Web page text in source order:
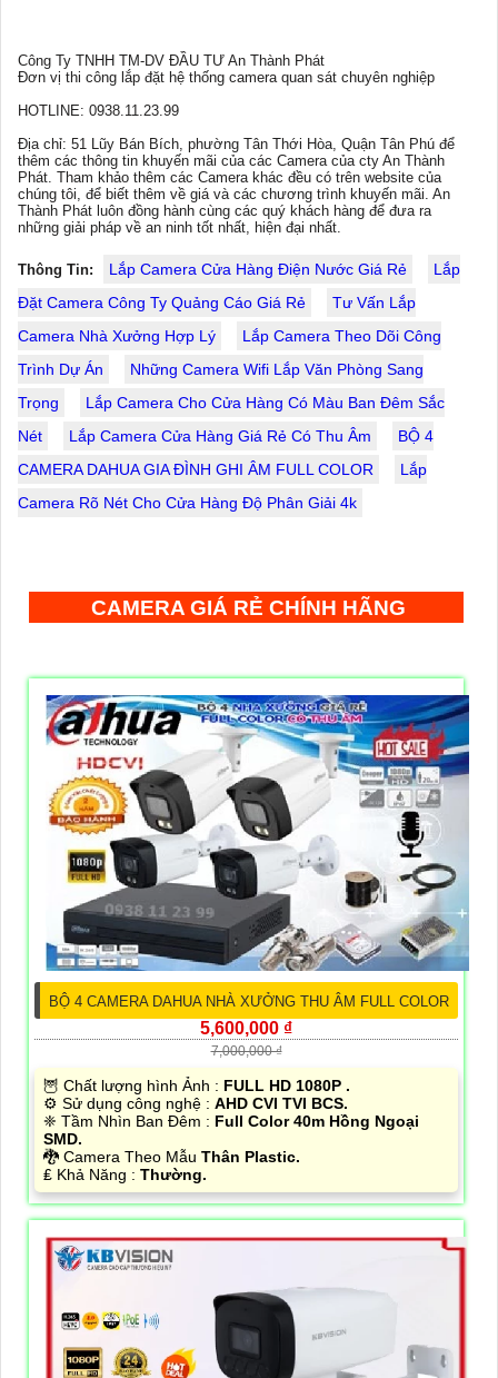
Công Ty TNHH TM-DV ĐẦU TƯ An Thành Phát
Đơn vị thi công lắp đặt hệ thống camera quan sát chuyên nghiệp
HOTLINE: 0938.11.23.99
Địa chỉ: 51 Lũy Bán Bích, phường Tân Thới Hòa, Quận Tân Phú để
thêm các thông tin khuyến mãi của các Camera của cty An Thành
Phát. Tham khảo thêm các Camera khác đều có trên website của
chúng tôi, để biết thêm về giá và các chương trình khuyến mãi. An
Thành Phát luôn đồng hành cùng các quý khách hàng để đưa ra
những giải pháp về an ninh tốt nhất, hiện đại nhất.
Thông Tin: Lắp Camera Cửa Hàng Điện Nước Giá Rẻ
Lắp
Đặt Camera Công Ty Quảng Cáo Giá Rẻ
Tư Vấn Lắp
Camera Nhà Xưởng Hợp Lý
Lắp Camera Theo Dõi Công
Trình Dự Án
Những Camera Wifi Lắp Văn Phòng Sang
Trọng
Lắp Camera Cho Cửa Hàng Có Màu Ban Đêm Sắc
Nét
Lắp Camera Cửa Hàng Giá Rẻ Có Thu Âm
BỘ 4
CAMERA DAHUA GIA ĐÌNH GHI ÂM FULL COLOR
Lắp
Camera Rõ Nét Cho Cửa Hàng Độ Phân Giải 4k
CAMERA GIÁ RẺ CHÍNH HÃNG
BỘ 4 CAMERA DAHUA NHÀ XƯỞNG THU ÂM FULL COLOR
5,600,000 ₫
7,000,000 ₫
🦉 Chất lượng hình Ảnh : FULL HD 1080P .
⚙ Sử dụng công nghệ : AHD CVI TVI BCS.
❈ Tầm Nhìn Ban Đêm : Full Color 40m Hồng Ngoại
SMD.
🐉️ Camera Theo Mẫu Thân Plastic.
️₤ Khả Năng : Thường.